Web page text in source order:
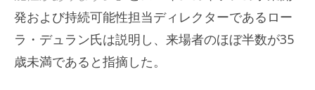
発および持続可能性担当ディレクターであるロー
ラ・デュラン氏は説明し、来場者のほぼ半数が35
歳未満であると指摘した。